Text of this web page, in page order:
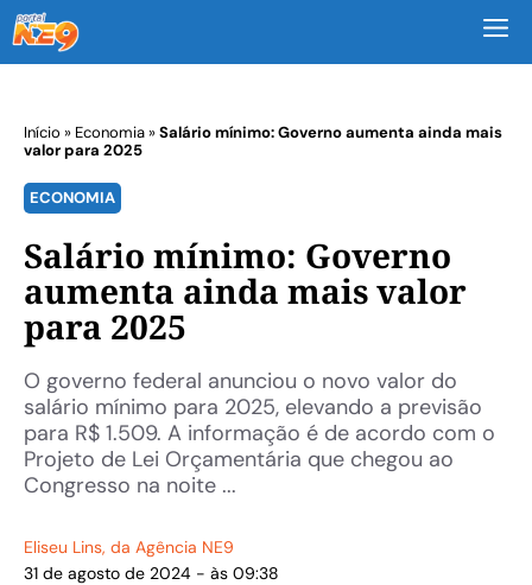
Início » Economia»Salário mínimo: Governo aumenta ainda mais
valor para 2025
ECONOMIA
Salário mínimo: Governo
aumenta ainda mais valor
para 2025
O governo federal anunciou o novo valor do
salário mínimo para 2025, elevando a previsão
para R$ 1.509. A informação é de acordo com o
Projeto de Lei Orçamentária que chegou ao
Congresso na noite ...
Eliseu Lins, da Agência NE9
31 de agosto de 2024 - às 09:38